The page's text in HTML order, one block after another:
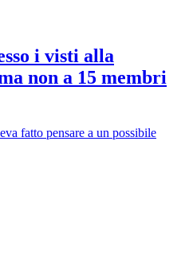
i visti alla
non a 15 membri
fatto pensare a un possibile